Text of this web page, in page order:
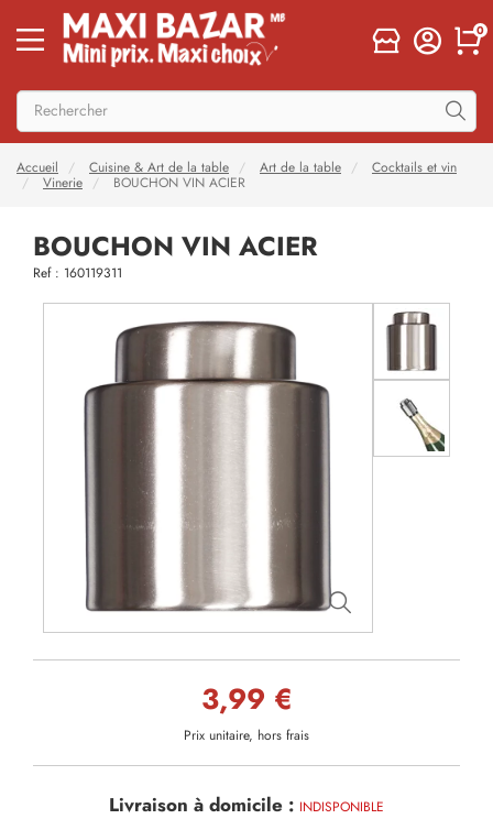
0
Accueil Cuisine & Art de la table Art de la table
Cocktails et vin
Vinerie
BOUCHON VIN ACIER
BOUCHON VIN ACIER
Ref : 160119311
3,99 €
Prix unitaire, hors frais
Livraison à domicile : INDISPONIBLE